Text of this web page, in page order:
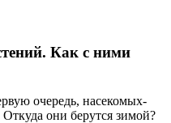
Как с ними
очередь, насекомых-
они берутся зимой?